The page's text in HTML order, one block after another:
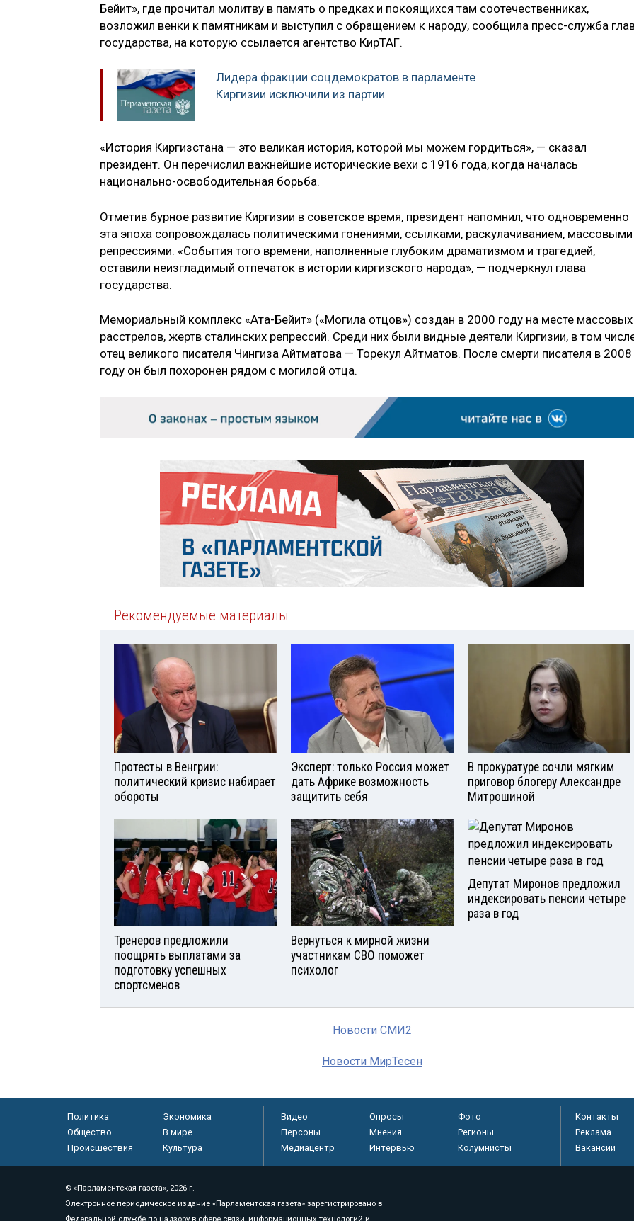
Бейит», где прочитал молитву в память о предках и покоящихся там соотечественниках,
возложил венки к памятникам и выступил с обращением к народу, сообщила пресс-служба
государства, на которую ссылается агентство КирТАГ.
Лидера фракции соцдемократов в парламенте
Киргизии исключили из партии
«История Киргизстана — это великая история, которой мы можем гордиться», — сказал
президент. Он перечислил важнейшие исторические вехи с 1916 года, когда началась
национально-освободительная борьба.
Отметив бурное развитие Киргизии в советское время, президент напомнил, что одновременно
эта эпоха сопровождалась политическими гонениями, ссылками, раскулачиванием, массовыми
репрессиями. «События того времени, наполненные глубоким драматизмом и трагедией,
оставили неизгладимый отпечаток в истории киргизского народа», — подчеркнул глава
государства.
Мемориальный комплекс «Ата-Бейит» («Могила отцов») создан в 2000 году на месте массовых
расстрелов, жертв сталинских репрессий. Среди них были видные деятели Киргизии, в том
отец великого писателя Чингиза Айтматова — Торекул Айтматов. После смерти писателя в 2008
году он был похоронен рядом с могилой отца.
Рекомендуемые материалы
Протесты в Венгрии:
политический кризис набирает
обороты
Эксперт: только Россия может
дать Африке возможность
защитить себя
В прокуратуре сочли мягким
приговор блогеру Александре
Митрошиной
Тренеров предложили
поощрять выплатами за
подготовку успешных
спортсменов
Вернуться к мирной жизни
участникам СВО поможет
психолог
Депутат Миронов предложил
индексировать пенсии четыре
раза в год
Новости СМИ2
Новости МирТесен
Политика
Экономика
Общество
В мире
Происшествия
Культура
Видео Опросы
Фото
Персоны
Мнения
Регионы
Медиацентр
Интервью Колумнисты
Контакты
Реклама
Вакансии
© «Парламентская газета», 2026 г.
Электронное периодическое издание «Парламентская газета» зарегистрировано в